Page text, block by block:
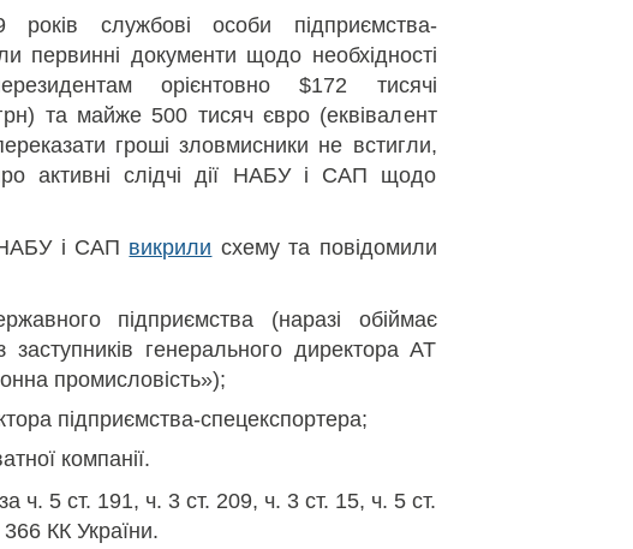
років службові особи підприємства-
первинні документи щодо необхідності
орієнтовно $172 тисячі
та майже 500 тисяч євро (еквівалент
гроші зловмисники не встигли,
активні слідчі дії НАБУ і САП щодо
і САП викрили схему та повідомили
підприємства (наразі обіймає
заступників генерального директора АТ
промисловість»);
підприємства-спецекспортера;
компанії.
за ч. 5 ст. 191, ч. 3 ст. 209, ч. 3 ст. 15, ч. 5 ст.
КК України.